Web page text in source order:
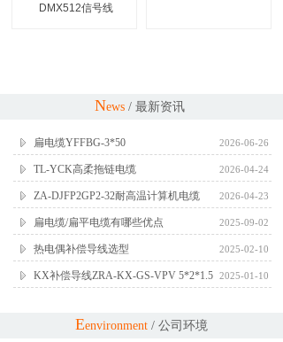
DMX512信号线
News / 最新资讯
扁电缆YFFBG-3*50 2026-06-26
TL-YCK高柔拖链电缆 2026-04-24
ZA-DJFP2GP2-32耐高温计算机电缆 2026-04-23
扁电缆/扁平电缆有哪些优点 2025-09-02
热电偶补偿导线选型 2025-02-10
KX补偿导线ZRA-KX-GS-VPV 5*2*1.5 2025-01-10
Eenvironment / 公司环境